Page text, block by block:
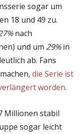
sogar um
18 und 49 zu.
nach
und um 29%in
ab. Fans
die Serie ist
worden.
Millionen stabil
sogar leicht